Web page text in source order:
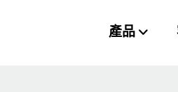
產品